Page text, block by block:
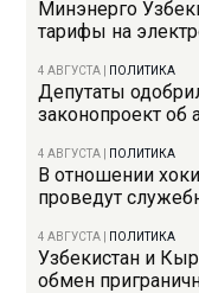
Минэнерго
тарифы на
4 АВГУСТА ПОЛИТИКА
Депутаты
законопроект об
4 АВГУСТА ПОЛИТИКА
В отношении
проведут
4 АВГУСТА ПОЛИТИКА
Узбекистан и
обмен